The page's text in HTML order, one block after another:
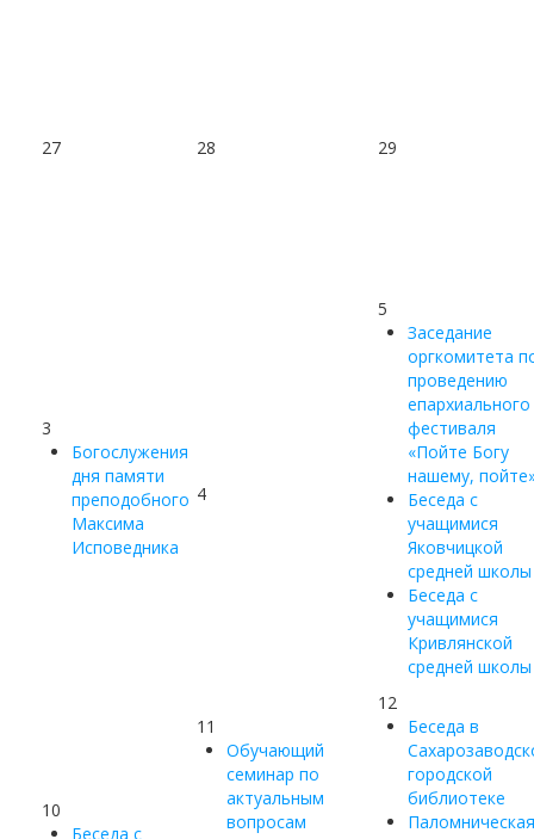
27 28 29
3
Богослужения
дня памяти
преподобного
Максима
Исповедника
4
5
Заседание
оргкомитета
проведению
епархиального
фестиваля
«Пойте Богу
нашему,
Беседа с
учащимися
Яковчицкой
средней школы
Беседа с
учащимися
Кривлянской
средней школы
10
Беседа с
11
Обучающий
семинар по
актуальным
вопросам
12
Беседа в
городской
библиотеке
Паломническая